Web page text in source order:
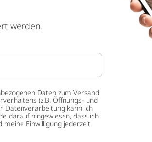
werden.
Daten zum Versand
(z.B. Öffnungs- und
Datenverarbeitung kann ich
darauf hingewiesen, dass ich
meine Einwilligung jederzeit